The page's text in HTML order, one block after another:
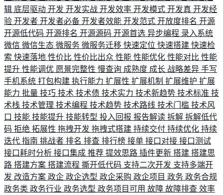
辑 底层驱动 开发 开发实战 开发效率 开发模式 开发真 开发经
验 开发者 开发者必备 开发者效能 开发范式 开放度排名 开源
开源低代码 开源排名 开源源码 开源首选 异步编程 录入系统
微信 微信生态 微服务 微服务迁移 快速定位 快速搭建 快速检
索 快速落地 性价比 性价比出众 性能 性能优化 性能对比 性能
提升 性能调优 愿景完整性 慢查询 成熟度 成长 战略差异 手写
手机系统 打包构建 执行能力 扩展性 扩展机制 扩展维护 扩展
能力 批量 技巧 技术 技术债 技术实力 技术新趋势 技术标准 技
术栈 技术管理 技术编程 技术趋势 技术路线 技术门槛 技术风
口 技能 技能提升 技能转型 投入回报 报告解读 拆解 拆解低代
码 拒绝 拓展性 拖拽开发 拖拽式搭建 持续交付 持续优化 持续
迭代 指南 挑战者 排名 排查 排行榜 接单 接口对接 接口测试
接口耗时分析 接口集成 推荐 提效思路 插件更新 搭建 搭建思
路 搭建方案 搭建流程 撕开低代码 支持二次开发 支持多端开
发 改造方案 政企 政企选型 政企采购 政企项目 政务 政务合规
政务类 政务行业 政务选型 政务项目可用 故障 故障排查 效率